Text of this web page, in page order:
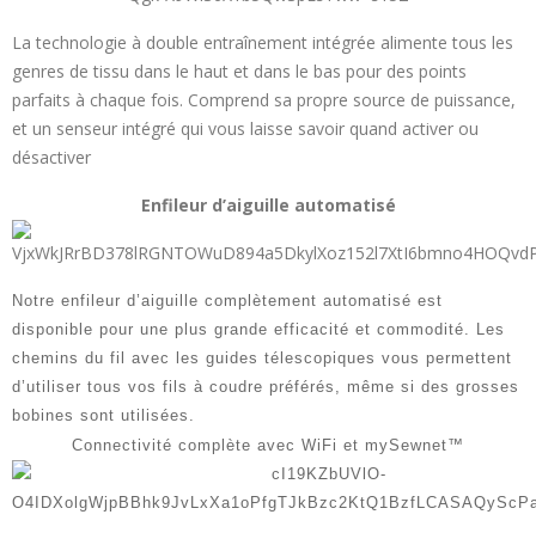
La technologie à double entraînement intégrée alimente tous les
genres de tissu dans le haut et dans le bas pour des points
parfaits à chaque fois. Comprend sa propre source de puissance,
et un senseur intégré qui vous laisse savoir quand activer ou
désactiver
Enfileur d’aiguille automatisé
Notre enfileur d’aiguille complètement automatisé est
disponible pour une plus grande efficacité et commodité. Les
chemins du fil avec les guides télescopiques vous permettent
d’utiliser tous vos fils à coudre préférés, même si des grosses
bobines sont utilisées.
Connectivité complète avec WiFi et mySewnet™